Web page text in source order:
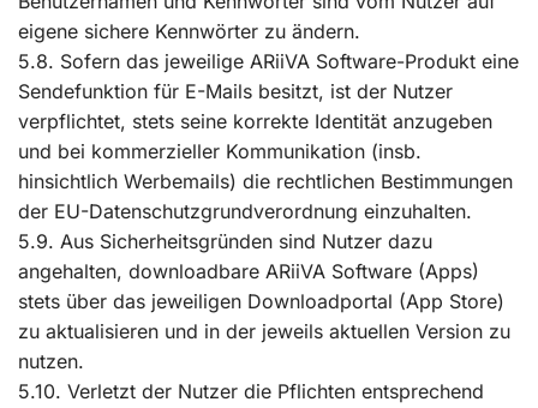
eigene sichere Kennwörter zu ändern.
5.8. Sofern das jeweilige ARiiVA Software-Produkt eine
Sendefunktion für E-Mails besitzt, ist der Nutzer
verpflichtet, stets seine korrekte Identität anzugeben
und bei kommerzieller Kommunikation (insb.
hinsichtlich Werbemails) die rechtlichen Bestimmungen
der EU-Datenschutzgrundverordnung einzuhalten.
5.9. Aus Sicherheitsgründen sind Nutzer dazu
angehalten, downloadbare ARiiVA Software (Apps)
stets über das jeweiligen Downloadportal (App Store)
zu aktualisieren und in der jeweils aktuellen Version zu
nutzen.
5.10. Verletzt der Nutzer die Pflichten entsprechend